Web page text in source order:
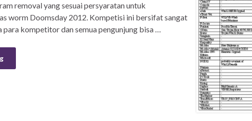
removal yang sesuai persyaratan untuk
worm Doomsday 2012. Kompetisi ini bersifat sangat
para kompetitor dan semua pengunjung bisa …